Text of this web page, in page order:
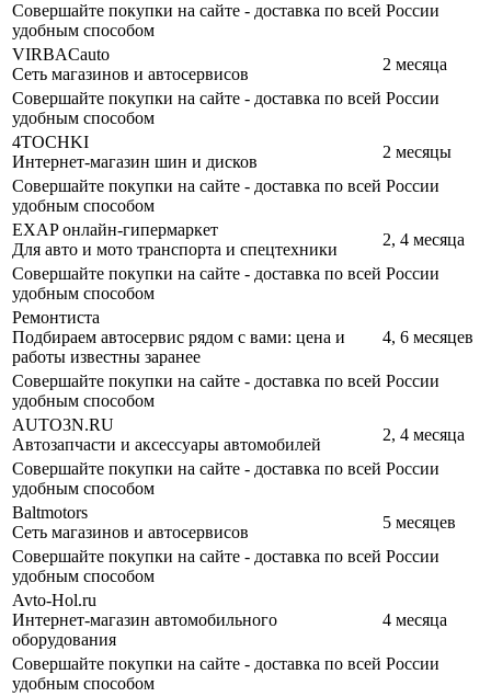
Совершайте покупки на сайте - доставка по всей России
удобным способом
VIRBACauto
Сеть магазинов и автосервисов
2 месяца
Совершайте покупки на сайте - доставка по всей России
удобным способом
4TOCHKI
Интернет-магазин шин и дисков
2 месяцы
Совершайте покупки на сайте - доставка по всей России
удобным способом
EXAP онлайн-гипермаркет
Для авто и мото транспорта и спецтехники
2, 4 месяца
Совершайте покупки на сайте - доставка по всей России
удобным способом
Ремонтиста
Подбираем автосервис рядом с вами: цена и
работы известны заранее
4, 6 месяцев
Совершайте покупки на сайте - доставка по всей России
удобным способом
AUTO3N.RU
Автозапчасти и аксессуары автомобилей
2, 4 месяца
Совершайте покупки на сайте - доставка по всей России
удобным способом
Baltmotors
Сеть магазинов и автосервисов
5 месяцев
Совершайте покупки на сайте - доставка по всей России
удобным способом
Avto-Hol.ru
Интернет-магазин автомобильного
оборудования
4 месяца
Совершайте покупки на сайте - доставка по всей России
удобным способом